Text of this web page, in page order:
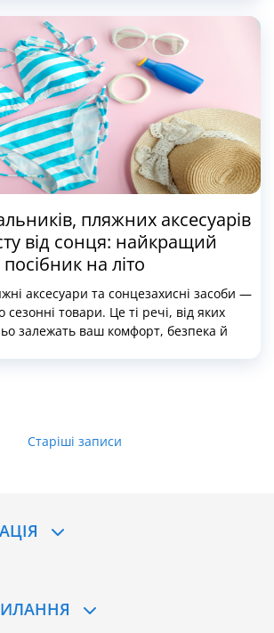
товари зі США, знають: щоб
вчасно, варто купувати рюкзаки,
не в серпні, а в червні–липні.
пляжних аксесуарів
від сонця: найкращий
посібник на літо
аксесуари та сонцезахисні засоби —
сезонні товари. Це ті речі, від яких
залежать ваш комфорт, безпека й
старіння шкіри.
Старіші записи